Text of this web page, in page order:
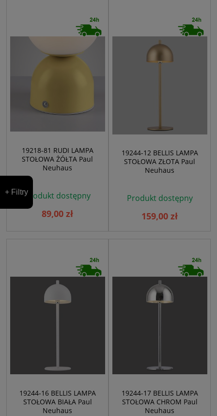
19218-81 RUDI LAMPA
STOŁOWA ŻÓŁTA Paul
Neuhaus
Produkt dostępny
89,00 zł
19244-12 BELLIS LAMPA
STOŁOWA ZŁOTA Paul
Neuhaus
Produkt dostępny
159,00 zł
19244-16 BELLIS LAMPA
STOŁOWA BIAŁA Paul
Neuhaus
19244-17 BELLIS LAMPA
STOŁOWA CHROM Paul
Neuhaus
+ Filtry